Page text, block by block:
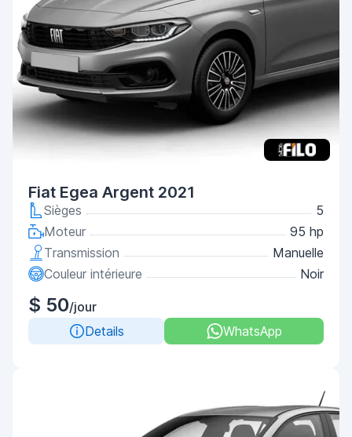
Fiat Egea Argent 2021
Sièges
5
Moteur
95 hp
Transmission
Manuelle
Couleur intérieure
Noir
$ 50/jour
Details
WhatsApp